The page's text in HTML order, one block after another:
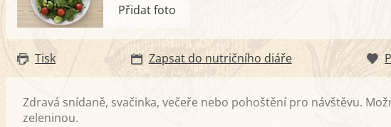
Přidat foto
Tisk Zapsat do nutričního diáře
Zdravá snídaně, svačinka, večeře nebo pohoštění pro návštěvu.
zeleninou.